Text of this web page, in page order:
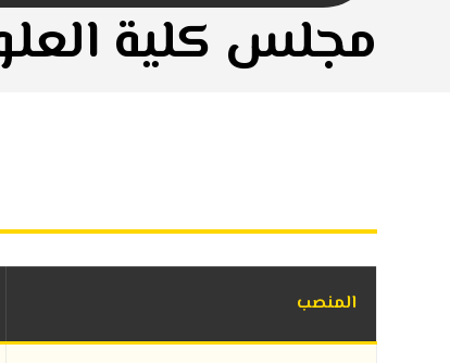
مجلس كلية
المنصب